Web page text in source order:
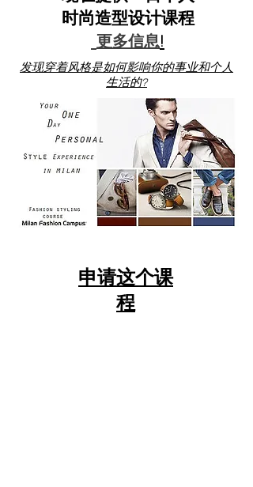
时尚造型设计课程
更多信息!
发现穿着风格是如何影响你的事业和个人
生活的?
申请这个课
程